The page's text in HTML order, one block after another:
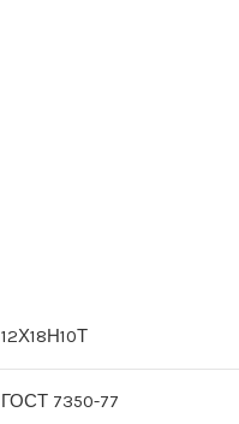
12Х18Н10Т
ГОСТ 7350-77